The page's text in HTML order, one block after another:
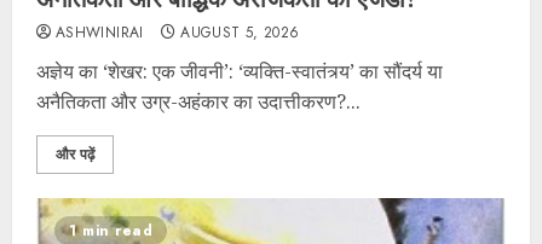
ASHWINIRAI AUGUST 5, 2026
अज्ञेय का ‘शेखर: एक जीवनी’: ‘व्यक्ति-स्वातंत्र्य’ का सौंदर्य या
अनैतिकता और उग्र-अहंकार का उदात्तीकरण?...
और पढ़ें
1 min read